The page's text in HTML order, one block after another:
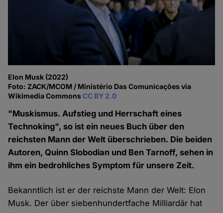
Elon Musk (2022)
Foto: ZACK/MCOM / Ministério Das Comunicações via
Wikimedia CommonsCC BY 2.0
"Muskismus. Aufstieg und Herrschaft eines
Technoking", so ist ein neues Buch über den
reichsten Mann der Welt überschrieben. Die beiden
Autoren, Quinn Slobodian und Ben Tarnoff, sehen in
ihm ein bedrohliches Symptom für unsere Zeit.
Bekanntlich ist er der reichste Mann der Welt: Elon
Musk. Der über siebenhundertfache Milliardär hat